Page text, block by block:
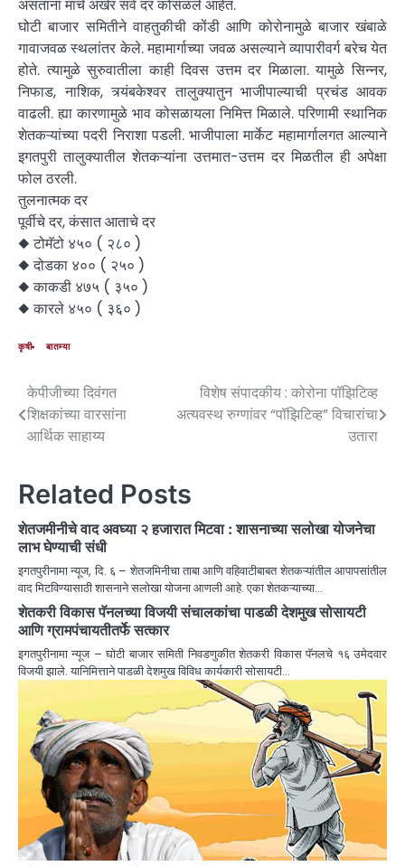
असतांना मार्च अखेर सर्व दर कोसळले आहेत.
घोटी बाजार समितीने वाहतुकीची कोंडी आणि कोरोनामुळे बाजार खंबाळे
गावाजवळ स्थलांतर केले. महामार्गाच्या जवळ असल्याने व्यापारीवर्ग बरेच येत
होते. त्यामुळे सुरुवातीला काही दिवस उत्तम दर मिळाला. यामुळे सिन्नर,
निफाड, नाशिक, त्र्यंबकेश्वर तालुक्यातुन भाजीपाल्याची प्रचंड आवक
वाढली. ह्या कारणामुळे भाव कोसळायला निमित्त मिळाले. परिणामी स्थानिक
शेतकऱ्यांच्या पदरी निराशा पडली. भाजीपाला मार्केट महामार्गालगत आल्याने
इगतपुरी तालुक्यातील शेतकऱ्यांना उत्तमात-उत्तम दर मिळतील ही अपेक्षा
फोल ठरली.
तुलनात्मक दर
पूर्वीचे दर, कंसात आताचे दर
◆ टोमॅटो ४५० ( २८० )
◆ दोडका ४०० ( २५० )
◆ काकडी ४७५ ( ३५० )
◆ कारले ४५० ( ३६० )
कृषी बातम्या
केपीजीच्या दिवंगत
शिक्षकांच्या वारसांना
आर्थिक साहाय्य
विशेष संपादकीय : कोरोना पॉझिटिव्ह
अत्यवस्थ रुग्णांवर “पॉझिटिव्ह” विचारांचा
उतारा
Related Posts
शेतजमीनीचे वाद अवघ्या २ हजारात मिटवा : शासनाच्या सलोखा योजनेचा
लाभ घेण्याची संधी
इगतपुरीनामा न्यूज, दि. ६ – शेतजमिनीचा ताबा आणि वहिवाटीबाबत शेतकऱ्यांतील आपापसांतील
वाद मिटविण्यासाठी शासनाने सलोखा योजना आणली आहे. एका शेतकऱ्याच्या…
शेतकरी विकास पॅनलच्या विजयी संचालकांचा पाडळी देशमुख सोसायटी
आणि ग्रामपंचायतीतर्फे सत्कार
इगतपुरीनामा न्यूज – घोटी बाजार समिती निवडणुकीत शेतकरी विकास पॅनलचे १६ उमेदवार
विजयी झाले. यानिमित्ताने पाडळी देशमुख विविध कार्यकारी सोसायटी…